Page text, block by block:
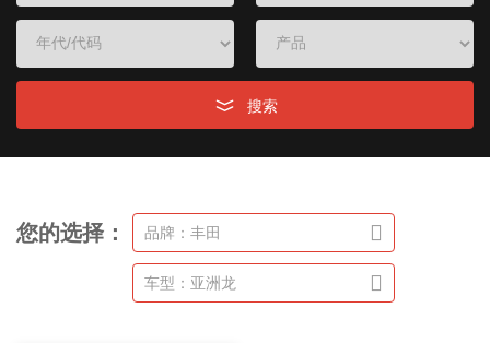
搜索
您的选择： 品牌：丰田
车型：亚洲龙